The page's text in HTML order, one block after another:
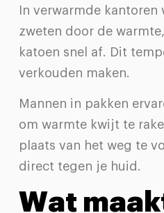
In verwarmde
zweten door de
katoen snel af. Dit
verkouden maken.
Mannen in pakken
om warmte kwijt te
plaats van het weg te
direct tegen je huid.
Wat